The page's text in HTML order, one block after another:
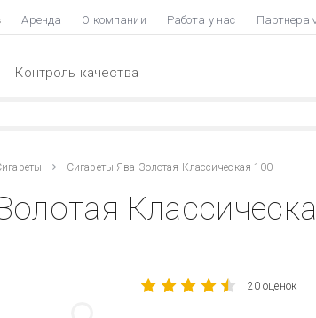
Аренда О компании Работа у нас
Контроль качества
Сигареты Ява Золотая Классическая 100
20 оценок